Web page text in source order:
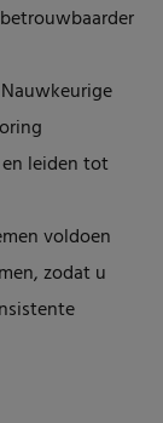
Nauwkeurige
leiden tot
voldoen
zodat u